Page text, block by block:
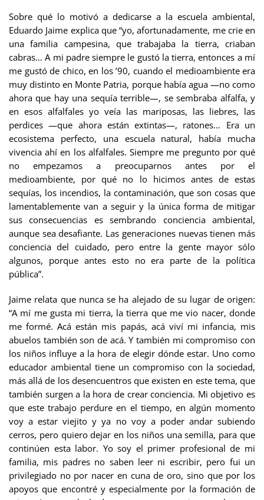
Sobre qué lo motivó a dedicarse a la escuela ambiental,
Eduardo Jaime explica que “yo, afortunadamente, me crie en
una familia campesina, que trabajaba la tierra, criaban
cabras… A mi padre siempre le gustó la tierra, entonces a mí
me gustó de chico, en los ’90, cuando el medioambiente era
muy distinto en Monte Patria, porque había agua —no como
ahora que hay una sequía terrible—, se sembraba alfalfa, y
en esos alfalfales yo veía las mariposas, las liebres, las
perdices —que ahora están extintas—, ratones… Era un
ecosistema perfecto, una escuela natural, había mucha
vivencia ahí en los alfalfales. Siempre me pregunto por qué
no empezamos a preocuparnos antes por el
medioambiente, por qué no lo hicimos antes de estas
sequías, los incendios, la contaminación, que son cosas que
lamentablemente van a seguir y la única forma de mitigar
sus consecuencias es sembrando conciencia ambiental,
aunque sea desafiante. Las generaciones nuevas tienen más
conciencia del cuidado, pero entre la gente mayor sólo
algunos, porque antes esto no era parte de la política
pública”.
Jaime relata que nunca se ha alejado de su lugar de origen:
“A mí me gusta mi tierra, la tierra que me vio nacer, donde
me formé. Acá están mis papás, acá viví mi infancia, mis
abuelos también son de acá. Y también mi compromiso con
los niños influye a la hora de elegir dónde estar. Uno como
educador ambiental tiene un compromiso con la sociedad,
más allá de los desencuentros que existen en este tema, que
también surgen a la hora de crear conciencia. Mi objetivo es
que este trabajo perdure en el tiempo, en algún momento
voy a estar viejito y ya no voy a poder andar subiendo
cerros, pero quiero dejar en los niños una semilla, para que
continúen esta labor. Yo soy el primer profesional de mi
familia, mis padres no saben leer ni escribir, pero fui un
privilegiado no por nacer en cuna de oro, sino que por los
apoyos que encontré y especialmente por la formación de